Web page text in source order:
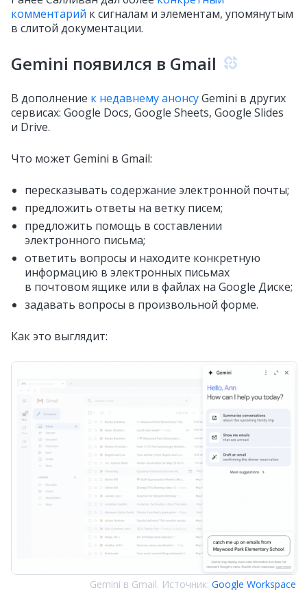
комментарий к сигналам и элементам, упомянутым
в слитой документации.
Gemini появился в Gmail
В дополнение к недавнему анонсуGemini в других
сервисах: Google Docs, Google Sheets, Google Slides
и Drive.
Что может Gemini в Gmail:
пересказывать содержание электронной почты;
предложить ответы на ветку писем;
предложить помощь в составлении
электронного письма;
ответить вопросы и находите конкретную
информацию в электронных письмах
в почтовом ящике или в файлах на Google Диске;
задавать вопросы в произвольной форме.
Как это выглядит:
Gemini в Gmail. Источник: Google Workspace